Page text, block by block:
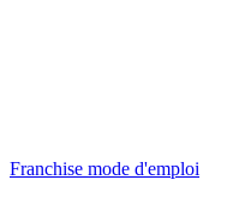
Franchise mode d'emploi